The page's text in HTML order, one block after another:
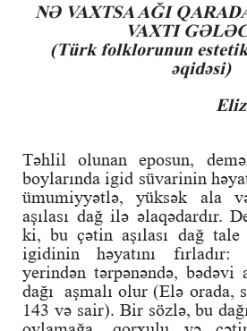
NƏ VAXTSA AĞI
VAXTI
(Türk folklorunun
əqidəsi)
Təhlil olunan eposun,
boylarında igid süvarinin
ümumiyyətlə, yüksək ala
aşılası dağ ilə əlaqədardır.
ki, bu çətin aşılası dağ tale
igidinin həyatını
yerindən tərpənəndə, bədəvi
dağı aşmalı olur (Elə orada,
143 və sair). Bir sözlə, bu